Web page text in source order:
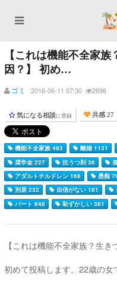
【これは機能不全家
因？】 初め…
ゴミ 2016-06-11 07:30 2696
気になる相談に登録 共感 27
機能不全家族 493 離婚 1131
奨学金 227
抗うつ剤 36
アダルトチルドレン 168
愚痴
別居 232
自信がない 181
パート 648
恥ずかしい 381
【これは機能不全家族？生き
初めて投稿します。22歳の女